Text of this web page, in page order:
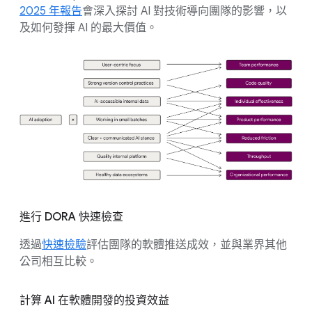
2025 年報告會深入探討 AI 對技術導向團隊的影響，以
及如何發揮 AI 的最大價值。
進行 DORA 快速檢查
透過快速檢驗評估團隊的軟體推送成效，並與業界其他
公司相互比較。
計算 AI 在軟體開發的投資效益